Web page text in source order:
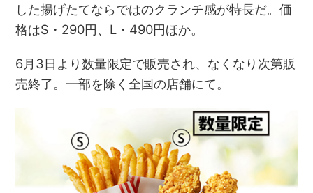
した揚げたてならではのクランチ感が特長だ。価
格はS・290円、L・490円ほか。
6月3日より数量限定で販売され、なくなり次第販
売終了。一部を除く全国の店舗にて。